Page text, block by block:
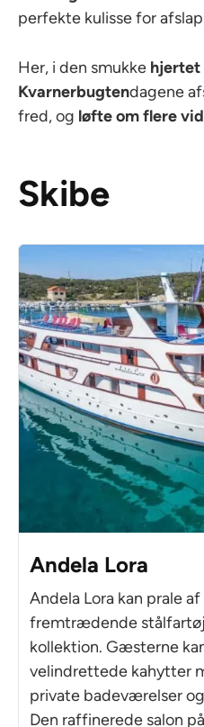
perfekte kulisse for
Her, i den smukke hjertet
Kvarnerbugtendagene
fred, og løfte om flere
Skibe
Andela Lora
Andela Lora kan prale
fremtrædende stålfartøj
kollektion. Gæsterne
velindrettede kahytter
private badeværelser
Den raffinerede salon